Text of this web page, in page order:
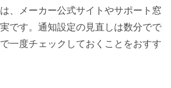
、メーカー公式サイトやサポート窓
です。通知設定の見直しは数分でで
一度チェックしておくことをおすす